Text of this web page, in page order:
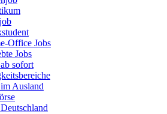
Office Jobs
Jobs
sofort
Ausland